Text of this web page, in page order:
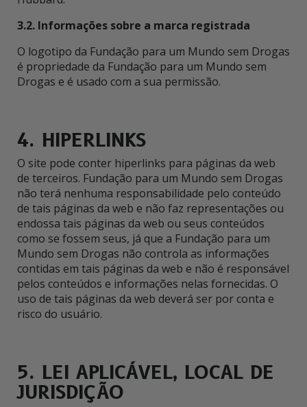
3.2. Informações sobre a marca registrada
O logotipo da Fundação para um Mundo sem Drogas
é propriedade da Fundação para um Mundo sem
Drogas e é usado com a sua permissão.
4. HIPERLINKS
O site pode conter hiperlinks para páginas da web
de terceiros. Fundação para um Mundo sem Drogas
não terá nenhuma responsabilidade pelo conteúdo
de tais páginas da web e não faz representações ou
endossa tais páginas da web ou seus conteúdos
como se fossem seus, já que a Fundação para um
Mundo sem Drogas não controla as informações
contidas em tais páginas da web e não é responsável
pelos conteúdos e informações nelas fornecidas. O
uso de tais páginas da web deverá ser por conta e
risco do usuário.
5. LEI APLICÁVEL, LOCAL DE
JURISDIÇÃO